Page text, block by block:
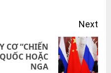
Next
CƠ “CHIẾN
HOẶC
NGA